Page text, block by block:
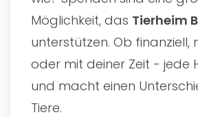
Möglichkeit, das Tierheim
unterstützen. Ob finanziell,
oder mit deiner Zeit - jede
und macht einen
Tiere.